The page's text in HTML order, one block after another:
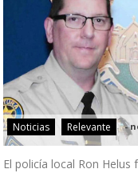
Noticias Relevante -
El policía local Ron